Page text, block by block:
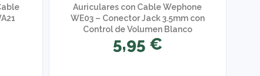
Auriculares con Cable Wephone
WE03 – Conector Jack 3.5mm con
Control de Volumen Blanco
5,95 €